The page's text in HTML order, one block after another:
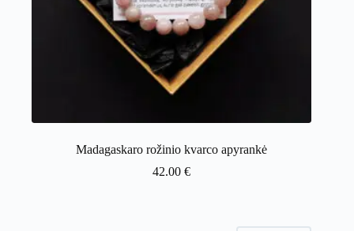
Madagaskaro rožinio kvarco apyrankė
42.00€